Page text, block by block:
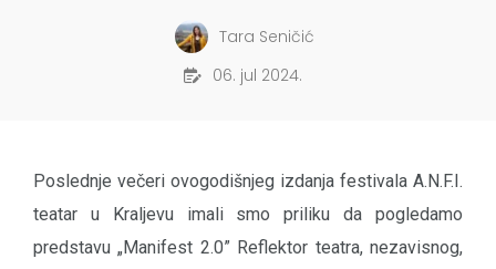
Tara Seničić
06. jul 2024.
Poslednje večeri ovogodišnjeg izdanja festivala A.N.F.I.
teatar u Kraljevu imali smo priliku da pogledamo
predstavu „Manifest 2.0” Reflektor teatra, nezavisnog,